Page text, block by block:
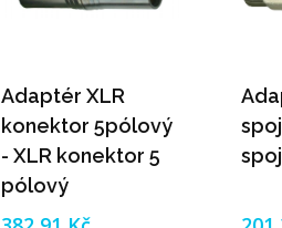
Adaptér XLR
konektor 5pólový
- XLR konektor 5
pólový